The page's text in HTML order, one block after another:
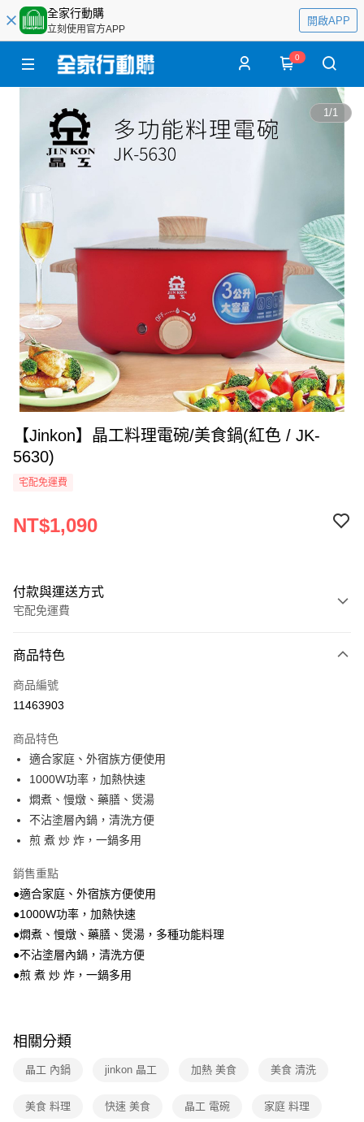
全家行動購
立刻使用官方APP
開啟APP
0
1/1
【Jinkon】晶工料理電碗/美食鍋(紅色 / JK-
5630)
宅配免運費
NT$1,090
付款與運送方式
宅配免運費
全家線上支付
運送方式
本島宅配-活動商品
免運費
離島宅配-常溫商品
免運費
商品特色
商品編號
11463903
商品特色
適合家庭、外宿族方便使用
1000W功率，加熱快速
燜煮、慢燉、藥膳、煲湯
不沾塗層內鍋，清洗方便
煎 煮 炒 炸，一鍋多用
銷售重點
●適合家庭、外宿族方便使用
●1000W功率，加熱快速
●燜煮、慢燉、藥膳、煲湯，多種功能料理
●不沾塗層內鍋，清洗方便
●煎 煮 炒 炸，一鍋多用
相關分類
晶工 內鍋 jinkon 晶工 加熱 美食 美食 清洗
美食 料理 快速 美食 晶工 電碗 家庭 料理